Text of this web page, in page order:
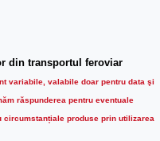
din transportul feroviar
variabile, valabile doar pentru data şi
răspunderea pentru eventuale
circumstanțiale produse prin utilizarea